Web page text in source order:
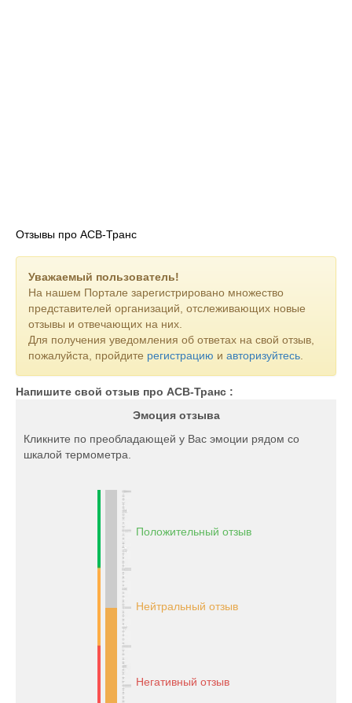
Отзывы про АСВ-Транс
Уважаемый пользователь!
На нашем Портале зарегистрировано множество
представителей организаций, отслеживающих новые
отзывы и отвечающих на них.
Для получения уведомления об ответах на свой отзыв,
пожалуйста, пройдите регистрацию и авторизуйтесь
Напишите свой отзыв про АСВ-Транс :
Эмоция отзыва
Кликните по преобладающей у Вас эмоции рядом со
шкалой термометра.
Положительный отзыв
Нейтральный отзыв
Негативный отзыв